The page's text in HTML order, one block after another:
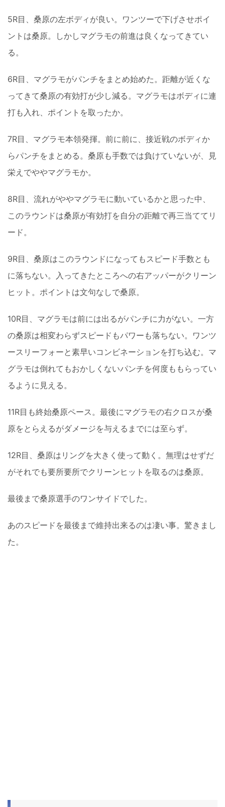
5R目、桑原の左ボディが良い。ワンツーで下げさせポイ
ントは桑原。しかしマグラモの前進は良くなってきてい
る。
6R目、マグラモがパンチをまとめ始めた。距離が近くな
ってきて桑原の有効打が少し減る。マグラモはボディに連
打も入れ、ポイントを取ったか。
7R目、マグラモ本領発揮。前に前に、接近戦のボディか
らパンチをまとめる。桑原も手数では負けていないが、見
栄えでややマグラモか。
8R目、流れがややマグラモに動いているかと思った中、
このラウンドは桑原が有効打を自分の距離で再三当ててリ
ード。
9R目、桑原はこのラウンドになってもスピード手数とも
に落ちない。入ってきたところへの右アッパーがクリーン
ヒット。ポイントは文句なしで桑原。
10R目、マグラモは前には出るがパンチに力がない。一方
の桑原は相変わらずスピードもパワーも落ちない。ワンツ
ースリーフォーと素早いコンビネーションを打ち込む。マ
グラモは倒れてもおかしくないパンチを何度ももらってい
るように見える。
11R目も終始桑原ペース。最後にマグラモの右クロスが桑
原をとらえるがダメージを与えるまでには至らず。
12R目、桑原はリングを大きく使って動く。無理はせずだ
がそれでも要所要所でクリーンヒットを取るのは桑原。
最後まで桑原選手のワンサイドでした。
あのスピードを最後まで維持出来るのは凄い事。驚きまし
た。